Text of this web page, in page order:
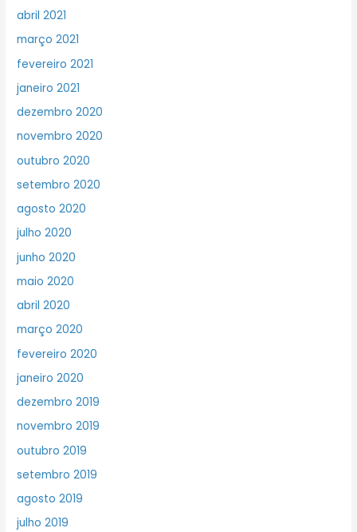
abril 2021
março 2021
fevereiro 2021
janeiro 2021
dezembro 2020
novembro 2020
outubro 2020
setembro 2020
agosto 2020
julho 2020
junho 2020
maio 2020
abril 2020
março 2020
fevereiro 2020
janeiro 2020
dezembro 2019
novembro 2019
outubro 2019
setembro 2019
agosto 2019
julho 2019